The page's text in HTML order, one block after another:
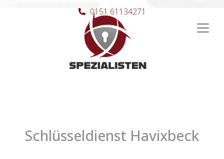
Hauptnavigation
0151 61134271
Schlüsseldienst Havixbeck